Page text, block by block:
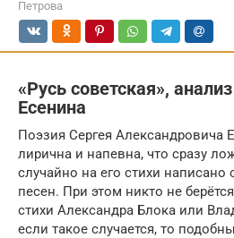
Петрова
«Русь советская»,
Есенина
Поэзия Сергея Александровича
лирична и напевна, что сразу
случайно на его стихи написано
песен. При этом никто не
стихи Александра Блока или
если такое случается, то